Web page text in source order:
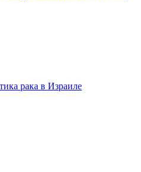
рака в Израиле